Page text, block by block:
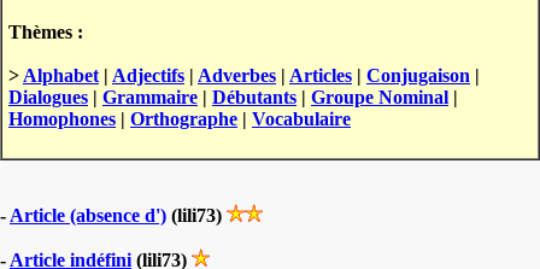
Thèmes :
> Alphabet | Adjectifs | Adverbes | Articles | Conjugaison |
Dialogues | Grammaire | Débutants | Groupe Nominal |
Homophones | Orthographe | Vocabulaire
- Article (absence d') (lili73)
- Article indéfini (lili73)